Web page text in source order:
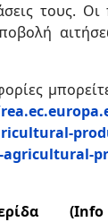
τους. Οι